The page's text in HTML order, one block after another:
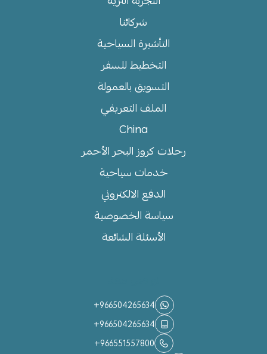
شركائنا
التأشيرة السياحية
التخطيط للسفر
التسويق بالعمولة
الملف التعريفي
China
رحلات كروز البحر الأحمر
خدمات سياحية
الدفع الالكتروني
سياسة الخصوصية
الأسئلة الشائعة
+966504265634
+966504265634
+966551557800